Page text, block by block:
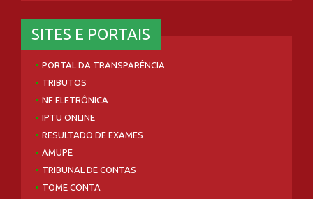
SITES E PORTAIS
PORTAL DA TRANSPARÊNCIA
TRIBUTOS
NF ELETRÔNICA
IPTU ONLINE
RESULTADO DE EXAMES
AMUPE
TRIBUNAL DE CONTAS
TOME CONTA